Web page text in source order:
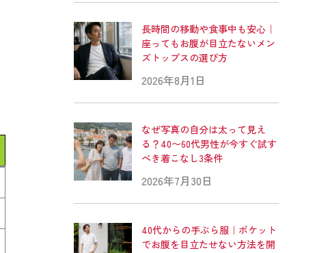
長時間の移動や食事中も安心｜
座ってもお腹が目立たないメン
ズトップスの選び方
2026年8月1日
なぜ写真の自分は太って見え
る？40〜60代男性が今すぐ試す
べき着こなし3条件
2026年7月30日
40代からの手ぶら服｜ポケット
でお腹を目立たせない方法を開